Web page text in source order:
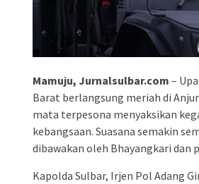
Mamuju, Jurnalsulbar.com –
Barat berlangsung meriah di
mata terpesona menyaksikan
kebangsaan. Suasana semakin
dibawakan oleh Bhayangkari dan
Kapolda Sulbar, Irjen Pol Adang